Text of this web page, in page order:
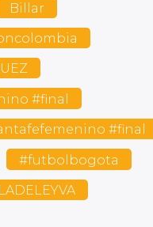
Billar
#final
#final
#futbolbogota